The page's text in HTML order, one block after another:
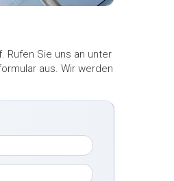
Rufen Sie uns an unter
aus. Wir werden